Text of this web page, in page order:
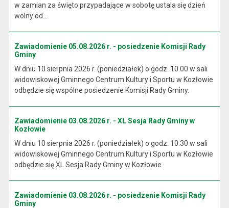
w zamian za święto przypadające w sobotę ustala się dzień
wolny od...
Zawiadomienie 05.08.2026 r. - posiedzenie Komisji Rady
Gminy
W dniu 10 sierpnia 2026 r. (poniedziałek) o godz. 10.00 w sali
widowiskowej Gminnego Centrum Kultury i Sportu w Kozłowie
odbędzie się wspólne posiedzenie Komisji Rady Gminy.
Zawiadomienie 03.08.2026 r. - XL Sesja Rady Gminy w
Kozłowie
W dniu 10 sierpnia 2026 r. (poniedziałek) o godz. 10.30 w sali
widowiskowej Gminnego Centrum Kultury i Sportu w Kozłowie
odbędzie się XL Sesja Rady Gminy w Kozłowie
Zawiadomienie 03.08.2026 r. - posiedzenie Komisji Rady
Gminy